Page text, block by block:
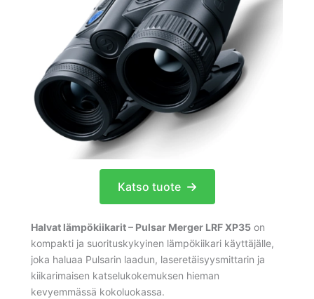
Katso tuote
Halvat lämpökiikarit – Pulsar Merger LRF XP35 on
kompakti ja suorituskykyinen lämpökiikari käyttäjälle,
joka haluaa Pulsarin laadun, laseretäisyysmittarin ja
kiikarimaisen katselukokemuksen hieman
kevyemmässä kokoluokassa.